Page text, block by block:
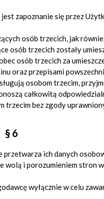
zapoznanie się przez
osób trzecich, jak
osób trzecich zostały
osób trzecich za
oraz przepisami
osobom trzecim,
całkowitą
trzecim bez zgody
§ 6
przetwarza ich danych
i porozumieniem stron
wyłącznie w celu